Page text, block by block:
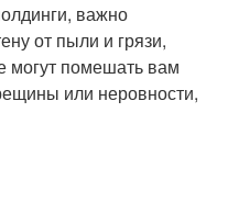
важно
от пыли и грязи,
могут помешать вам
или неровности,